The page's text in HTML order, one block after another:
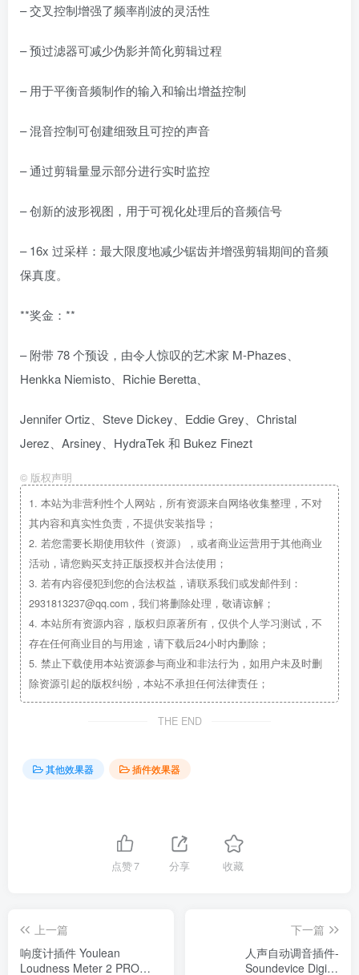
– 交叉控制增强了频率削波的灵活性
– 预过滤器可减少伪影并简化剪辑过程
– 用于平衡音频制作的输入和输出增益控制
– 混音控制可创建细致且可控的声音
– 通过剪辑量显示部分进行实时监控
– 创新的波形视图，用于可视化处理后的音频信号
– 16x 过采样：最大限度地减少锯齿并增强剪辑期间的音频
保真度。
**奖金：**
– 附带 78 个预设，由令人惊叹的艺术家 M-Phazes、
Henkka Niemisto、Richie Beretta、
Jennifer Ortiz、Steve Dickey、Eddie Grey、Christal
Jerez、Arsiney、HydraTek 和 Bukez Finezt
© 版权声明
1. 本站为非营利性个人网站，所有资源来自网络收集整理，不对
其内容和真实性负责，不提供安装指导；
2. 若您需要长期使用软件（资源），或者商业运营用于其他商业
活动，请您购买支持正版授权并合法使用；
3. 若有内容侵犯到您的合法权益，请联系我们或发邮件到：
2931813237@qq.com，我们将删除处理，敬请谅解；
4. 本站所有资源内容，版权归原著所有，仅供个人学习测试，不
存在任何商业目的与用途，请下载后24小时内删除；
5. 禁止下载使用本站资源参与商业和非法行为，如用户未及时删
除资源引起的版权纠纷，本站不承担任何法律责任；
THE END
其他效果器 插件效果器
点赞7 分享 收藏
上一篇
响度计插件 Youlean
Loudness Meter 2 PRO
下一篇
人声自动调音插件-
Soundevice Digital